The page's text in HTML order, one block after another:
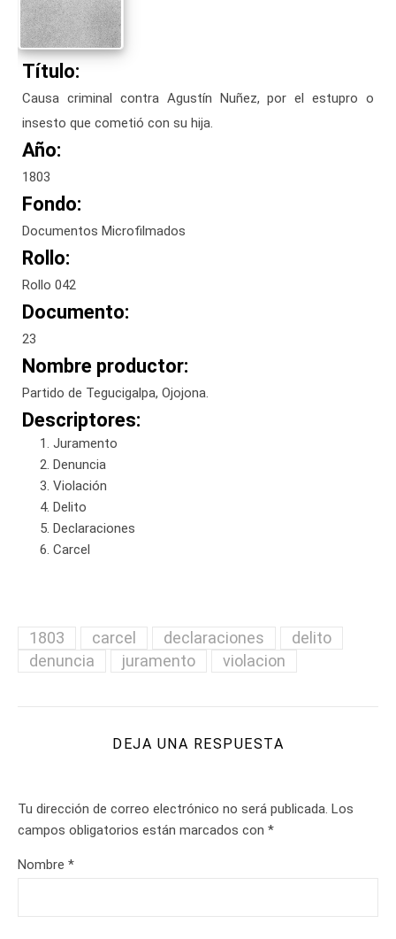
Título:
Causa criminal contra Agustín Nuñez, por el estupro o
insesto que cometió con su hija.
Año:
1803
Fondo:
Documentos Microfilmados
Rollo:
Rollo 042
Documento:
23
Nombre productor:
Partido de Tegucigalpa, Ojojona.
Descriptores:
Juramento
Denuncia
Violación
Delito
Declaraciones
Carcel
1803 carcel declaraciones
delito
denuncia
juramento violacion
DEJA UNA RESPUESTA
Tu dirección de correo electrónico no será publicada. Los
campos obligatorios están marcados con *
Nombre *